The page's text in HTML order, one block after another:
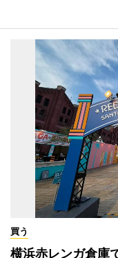
買う
横浜赤レンガ倉庫